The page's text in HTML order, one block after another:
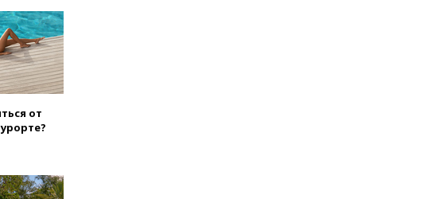
раз за
от
от